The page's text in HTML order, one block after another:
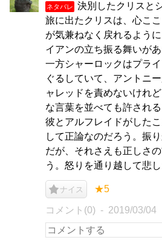
ネタバレ
決別したクリスと
旅に出たクリスは、心こ
が気兼ねなく戻れるよう
イアンの立ち振る舞いが
一方シャーロックはプラ
ぐるしていて、アントニ
ャレッドを責めないけれ
な言葉を並べても許され
彼とアルフレイドがした
して正論なのだろう。振
だが、それさえも正しさ
う。怒りを通り越して悲し
ナイス ★5
コメント(0) 2019/03/04